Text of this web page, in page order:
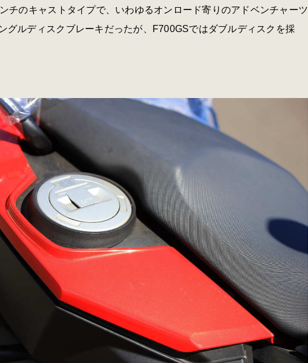
チのキャストタイプで、いわゆるオンロード寄りのアドベンチャーツ
グルディスクブレーキだったが、F700GSではダブルディスクを採